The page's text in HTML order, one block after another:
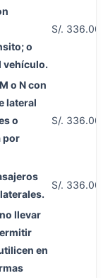
o
vehículo.
S/. 336.00
o N con
lateral
o
por
S/. 336.00
S/. 336.00
llevar
en